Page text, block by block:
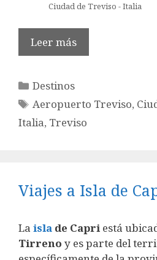
Ciudad de Treviso - Italia
Leer más
Categorías
Destinos
Etiquetas
Aeropuerto Treviso,
Italia, Treviso
Viajes a Isla de
La isla de Capri está
Tirreno y es parte del